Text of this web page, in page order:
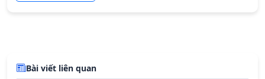
Bài viết liên quan